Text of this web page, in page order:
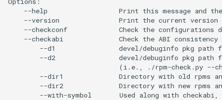
--help                  Print this message and
--version               Print the current version
--checkconf             Check the configurations
--checkabi              Check the ABI
--d1                devel/debuginfo pkg path
--d2                devel/debuginfo pkg path
(i.e., ./rpm-check.py --
--dir1              Directory with old rpms
--dir2              Directory with new rpms
--with-symbol       Used along with